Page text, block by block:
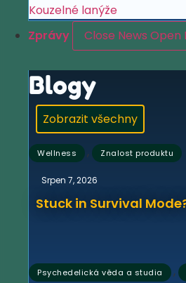
Kouzelné lanýže
Zprávy
Close News Open
Blogy
Zobrazit všechny
Wellness , Znalost produktu
Srpen 7, 2026
Stuck in Survival
Psychedelická věda a studia ,